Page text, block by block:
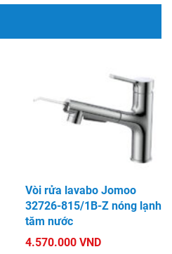
Vòi rửa lavabo Jomoo
32726-815/1B-Z nóng lạnh
tăm nước
4.570.000 VND